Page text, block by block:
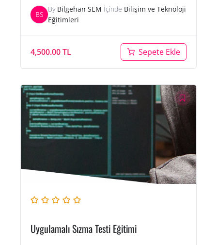
BS
By Bilgehan SEM İçinde Bilişim ve Teknoloji
Eğitimleri
4,500.00TL Sepete Ekle
Uygulamalı Sızma Testi Eğitimi